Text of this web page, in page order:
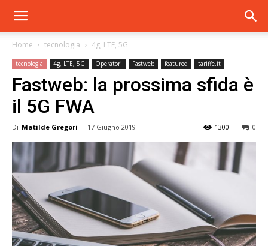
Home tecnologia 4g, LTE, 5G
tecnologia 4g, LTE, 5G Operatori Fastweb featured tariffe.it
Fastweb: la prossima sfida è
il 5G FWA
Di Matilde Gregori - 17 Giugno 2019 0
1300